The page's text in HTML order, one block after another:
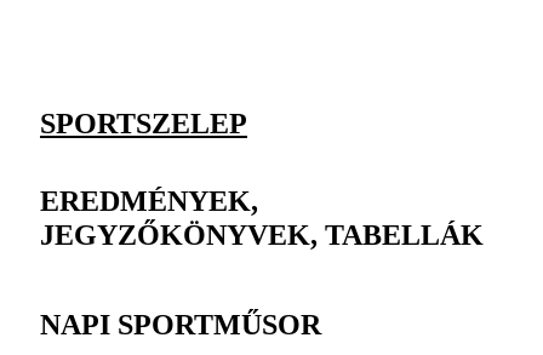
SPORTSZELEP
EREDMÉNYEK,
JEGYZŐKÖNYVEK, TABELLÁK
NAPI SPORTMŰSOR